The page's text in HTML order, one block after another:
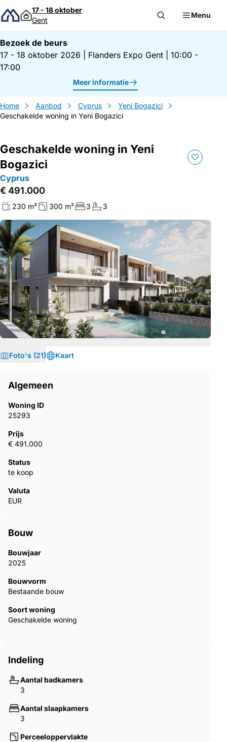
Direct naar inhoud
17 - 18 oktober
Gent
Menu
Bezoek de beurs
17 - 18 oktober 2026
Flanders Expo Gent
10:00 -
17:00
Meer informatie
Home Aanbod Cyprus
Yeni Bogazici
Geschakelde woning in Yeni Bogazici
Geschakelde woning in Yeni
Bogazici
Cyprus
€ 491.000
230 m² 300 m² 3 3
Foto's (21) Kaart
Algemeen
Woning ID
25293
Prijs
€ 491.000
Status
te koop
Valuta
EUR
Bouw
Bouwjaar
2025
Bouwvorm
Bestaande bouw
Soort woning
Geschakelde woning
Indeling
Aantal badkamers
3
Aantal slaapkamers
3
Perceeloppervlakte